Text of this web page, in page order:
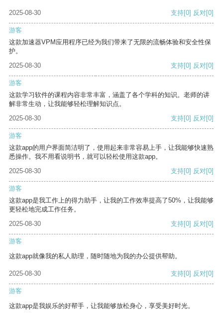
2025-08-30 支持[0] 反对[0]
游客
这款加速器VPM应用程序已经为我们带来了无限的流畅体验和安全性保
护。
2025-08-30
支持[0] 反对[0]
游客
这款学习软件的课程内容非常丰富，涵盖了各个学科的知识。老师的讲
解非常生动，让我能够轻松理解知识点。
2025-08-30
支持[0] 反对[0]
游客
这款app的用户界面简洁明了，使用起来非常容易上手，让我能够快速熟
悉操作。我不用看说明书，就可以轻松使用这款app。
2025-08-30
支持[0] 反对[0]
游客
这款app是我工作上的得力助手，让我的工作效率提高了50%，让我能够
更轻松地完成工作任务。
2025-08-30
支持[0] 反对[0]
游客
这款app就像我的私人助理，随时随地为我的办公提供帮助。
2025-08-30 支持[0] 反对[0]
游客
这款app是我娱乐的好帮手，让我能够放松身心，享受美好时光。